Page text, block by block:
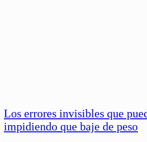
Los errores invisibles que
impidiendo que baje de peso